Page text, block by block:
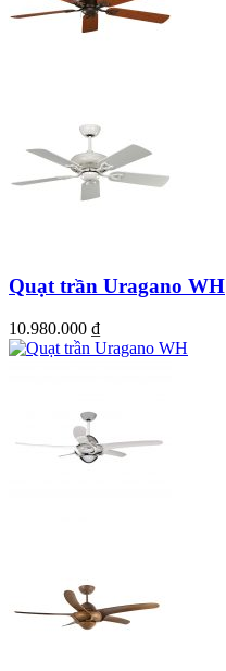
Quạt trần Uragano WH
10.980.000 ₫